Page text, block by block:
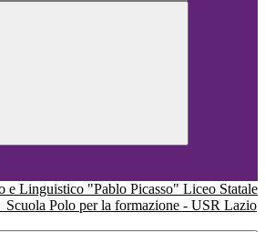
Liceo Statale
Scuola Polo per la formazione - USR Lazio